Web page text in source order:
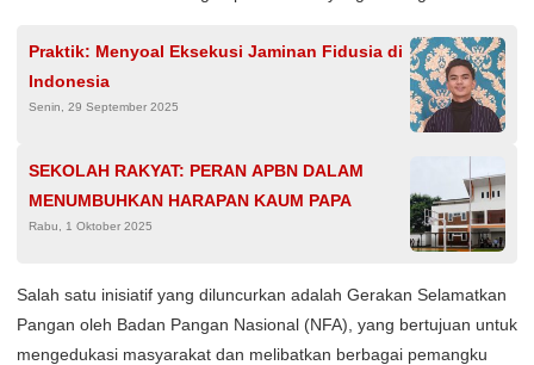
Praktik: Menyoal Eksekusi Jaminan Fidusia di
Indonesia
Senin, 29 September 2025
SEKOLAH RAKYAT: PERAN APBN DALAM
MENUMBUHKAN HARAPAN KAUM PAPA
Rabu, 1 Oktober 2025
Salah satu inisiatif yang diluncurkan adalah Gerakan Selamatkan
Pangan oleh Badan Pangan Nasional (NFA), yang bertujuan untuk
mengedukasi masyarakat dan melibatkan berbagai pemangku